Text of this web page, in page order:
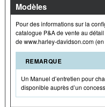
Modèles
Pour des informations sur la
catalogue P&A de vente au
de www.harley-davidson.com
REMARQUE
Un Manuel d’entretien pour
disponible auprès d’un